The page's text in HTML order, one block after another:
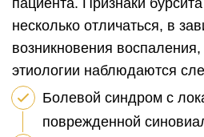
пациента. Признаки
несколько отличаться, в
возникновения
этиологии наблюдаются
Болевой синдром с
поврежденной